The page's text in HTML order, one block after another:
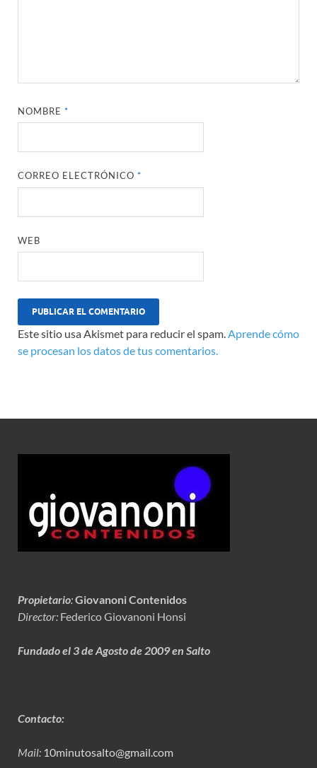
NOMBRE*
CORREO ELECTRÓNICO*
WEB
Este sitio usa Akismet para reducir el spam.Aprende cómo
se procesan los datos de tus comentarios.
Propietario:Giovanoni Contenidos
Director: Federico Giovanoni Honsi
Fundado el 3 de Agosto de 2009 en Salto
Contacto:
Mail: 10minutosalto@gmail.com